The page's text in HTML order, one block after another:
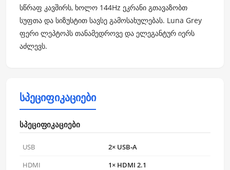
სწრაფ კავშირს, ხოლო 144Hz ეკრანი გთავაზობთ
სუფთა და სიზუსტით სავსე გამოსახულებას. Luna Grey
ფერი ლეპტოპს თანამედროვე და ელეგანტურ იერს
აძლევს.
სპეციფიკაციები
სპეციფიკაციები
USB
2× USB‑A
HDMI
1× HDMI 2.1